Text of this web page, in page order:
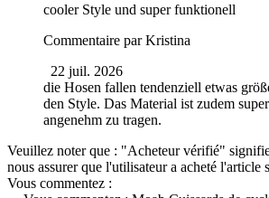
cooler Style und super funktionell
Commentaire parKristina
22 juil. 2026
die Hosen fallen tendenziell etwas
den Style. Das Material ist zudem
angenehm zu tragen.
Veuillez noter que : "Acheteur vérifié"
nous assurer que l'utilisateur a acheté l'article
Vous commentez :